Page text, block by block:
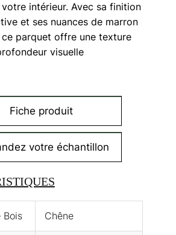
intérieur. Avec sa finition
et ses nuances de marron
parquet offre une texture
visuelle
Fiche produit
votre échantillon
Bois Chêne